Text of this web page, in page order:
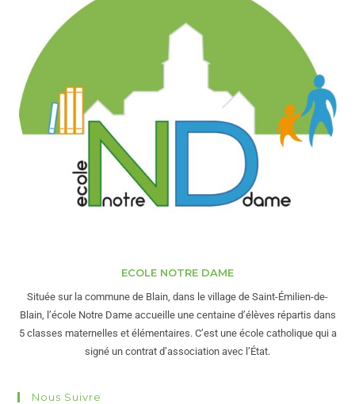
ECOLE NOTRE DAME
Située sur la commune de Blain, dans le village de Saint-Émilien-de-
Blain, l’école Notre Dame accueille une centaine d’élèves répartis dans
5 classes maternelles et élémentaires. C’est une école catholique qui a
signé un contrat d’association avec l’État.
Nous Suivre